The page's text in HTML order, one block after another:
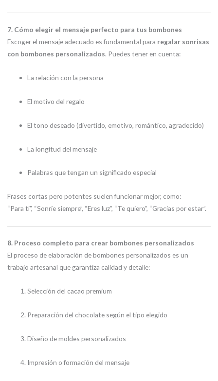
7. Cómo elegir el mensaje perfecto para tus bombones
Escoger el mensaje adecuado es fundamental para regalar sonrisas
con bombones personalizados. Puedes tener en cuenta:
La relación con la persona
El motivo del regalo
El tono deseado (divertido, emotivo, romántico, agradecido)
La longitud del mensaje
Palabras que tengan un significado especial
Frases cortas pero potentes suelen funcionar mejor, como:
“Para ti”, “Sonríe siempre”, “Eres luz”, “Te quiero”, “Gracias por estar”.
8. Proceso completo para crear bombones personalizados
El proceso de elaboración de bombones personalizados es un
trabajo artesanal que garantiza calidad y detalle:
Selección del cacao premium
Preparación del chocolate según el tipo elegido
Diseño de moldes personalizados
Impresión o formación del mensaje